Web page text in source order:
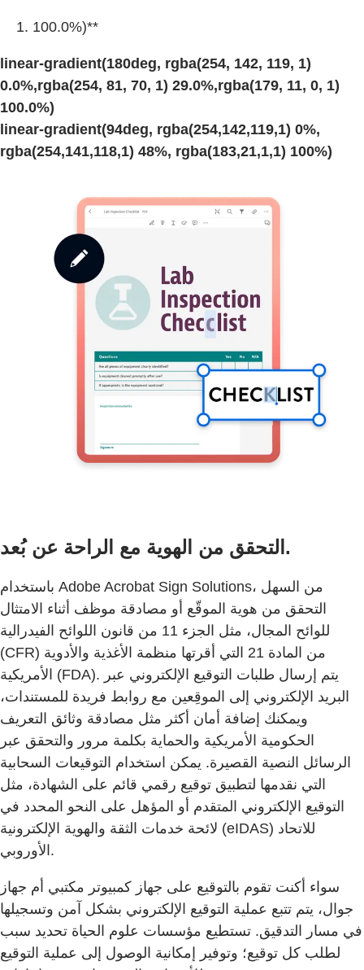
100.0%)**
linear-gradient(180deg, rgba(254, 142, 119, 1)
0.0%,rgba(254, 81, 70, 1) 29.0%,rgba(179, 11, 0, 1)
100.0%)
linear-gradient(94deg, rgba(254,142,119,1) 0%,
rgba(254,141,118,1) 48%, rgba(183,21,1,1) 100%)
التحقق من الهوية مع الراحة عن بُعد.
باستخدام Adobe Acrobat Sign Solutions، من السهل
التحقق من هوية الموقّع أو مصادقة موظف أثناء الامتثال
للوائح المجال، مثل الجزء 11 من قانون اللوائح الفيدرالية
(CFR) من المادة 21 التي أقرتها منظمة الأغذية والأدوية
الأمريكية (FDA). يتم إرسال طلبات التوقيع الإلكتروني عبر
البريد الإلكتروني إلى الموقِعين مع روابط فريدة للمستندات،
ويمكنك إضافة أمان أكثر مثل مصادقة وثائق التعريف
الحكومية الأمريكية والحماية بكلمة مرور والتحقق عبر
الرسائل النصية القصيرة. يمكن استخدام التوقيعات السحابية
التي نقدمها لتطبيق توقيع رقمي قائم على الشهادة، مثل
التوقيع الإلكتروني المتقدم أو المؤهل على النحو المحدد في
لائحة خدمات الثقة والهوية الإلكترونية (eIDAS) للاتحاد
الأوروبي.
سواء أكنت تقوم بالتوقيع على جهاز كمبيوتر مكتبي أم جهاز
جوال، يتم تتبع عملية التوقيع الإلكتروني بشكل آمن وتسجيلها
في مسار التدقيق. تستطيع مؤسسات علوم الحياة تحديد سبب
لطلب كل توقيع؛ وتوفير إمكانية الوصول إلى عملية التوقيع